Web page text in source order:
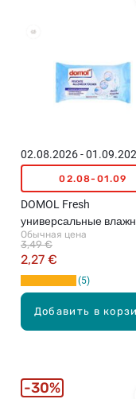
Добавить в
02.08.2026 -
02.08-01.09
DOMOL Fresh
универсальные
салфетки, 50шт.
Обычная цена
2,27 €
3,49 €
5
30%